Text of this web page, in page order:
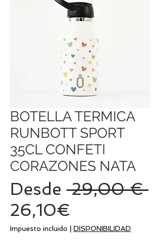
BOTELLA TERMICA
RUNBOTT SPORT
35CL CONFETI
CORAZONES NATA
Desde 29,00 €
26,10€
de
Impuesto incluido DISPONIBILIDAD